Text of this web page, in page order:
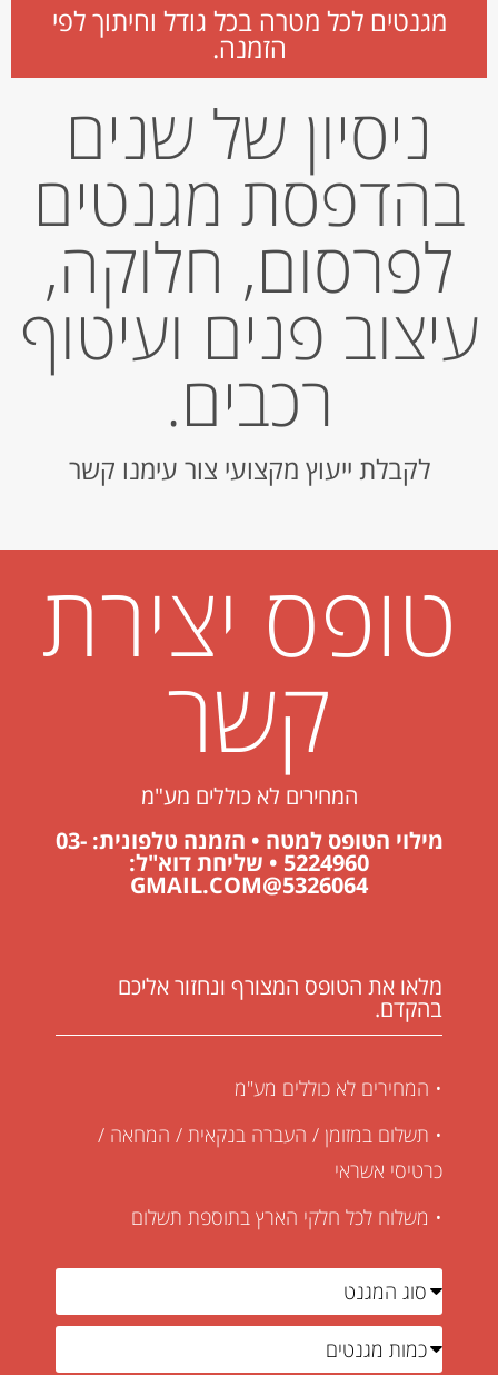
מגנטים לכל מטרה בכל גודל וחיתוך לפי
הזמנה.
ניסיון של שנים
בהדפסת מגנטים
לפרסום, חלוקה,
עיצוב פנים ועיטוף
רכבים.
לקבלת ייעוץ מקצועי צור עימנו קשר
טופס יצירת
קשר
המחירים לא כוללים מע"מ
מילוי הטופס למטה • הזמנה טלפונית: 03-
5224960 • שליחת דוא"ל:
5326064@GMAIL.COM
מלאו את הטופס המצורף ונחזור אליכם
בהקדם.
• המחירים לא כוללים מע"מ
• תשלום במזומן / העברה בנקאית / המחאה /
כרטיסי אשראי
• משלוח לכל חלקי הארץ בתוספת תשלום